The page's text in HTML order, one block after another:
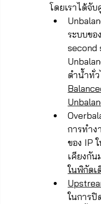
โดยเราได้จั
ระบบข
second
ดำน้ำทั่
การทำง
ของ IP
เคียงกั
ในพิกัดเ
ในการปิ